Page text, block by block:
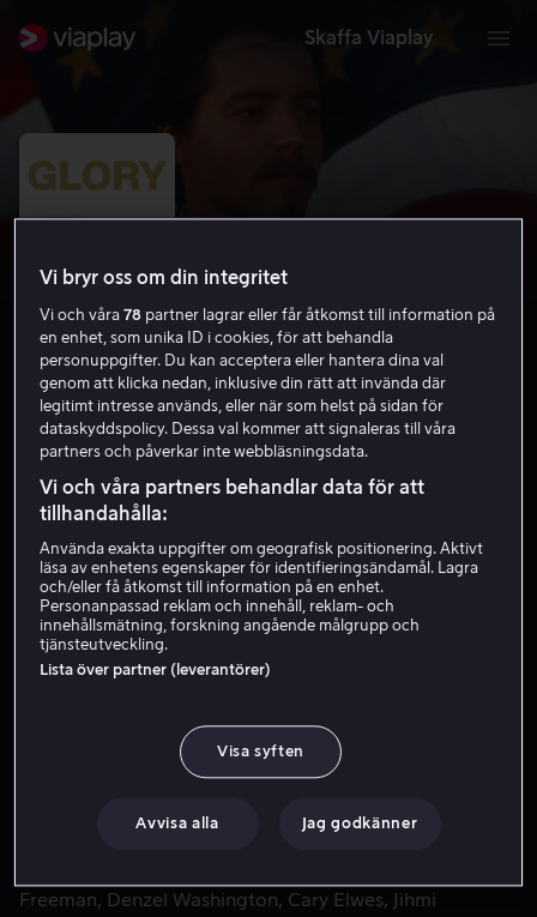
Skaffa Viaplay
Glory
HD
Hyr 49 kr
Köp 109 kr
får befälet över det första regementet med frivilligt
färgade i det amerikanska inbördeskriget. De
används som billig arbetskraft m m. Slutligen sätts de in
Freeman
Denzel Washington Cary Elwes
Jihmi
Vi bryr oss om din integritet
Vi och våra78 partner lagrar eller får åtkomst till information på
en enhet, som unika ID i cookies, för att behandla
personuppgifter. Du kan acceptera eller hantera dina val
genom att klicka nedan, inklusive din rätt att invända där
legitimt intresse används, eller när som helst på sidan för
dataskyddspolicy. Dessa val kommer att signaleras till våra
partners och påverkar inte webbläsningsdata.
Vi och våra partners behandlar data för att
tillhandahålla:
Använda exakta uppgifter om geografisk positionering. Aktivt
läsa av enhetens egenskaper för identifieringsändamål. Lagra
och/eller få åtkomst till information på en enhet.
Personanpassad reklam och innehåll, reklam- och
innehållsmätning, forskning angående målgrupp och
tjänsteutveckling.
Lista över partner (leverantörer)
Visa syften
Avvisa alla Jag godkänner